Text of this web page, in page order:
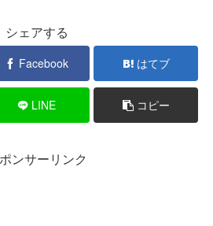
シェアする
Facebook はてブ
LINE コピー
ンサーリンク